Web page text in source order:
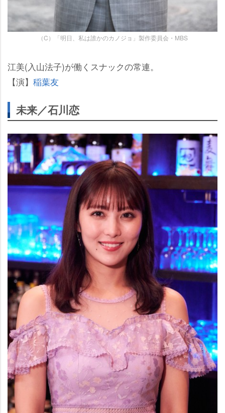
（C）「明日、私は誰かのカノジョ」製作委員会・MBS
江美(入山法子)が働くスナックの常連。
【演】 稲葉友
未来／石川恋